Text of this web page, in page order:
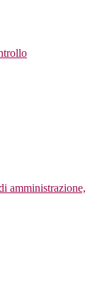
amministrazione,